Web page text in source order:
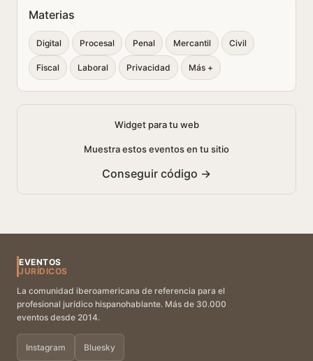
Materias
Digital Procesal Penal Mercantil Civil
Fiscal Laboral Privacidad Más +
Widget para tu web
Muestra estos eventos en tu sitio
Conseguir código →
EVENTOS
JURÍDICOS
La comunidad iberoamericana de referencia para el
profesional jurídico hispanohablante. Más de 30.000
eventos desde 2014.
Instagram Bluesky